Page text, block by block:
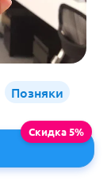
Позняки